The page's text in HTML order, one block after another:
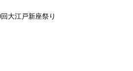
大江戸新座祭り